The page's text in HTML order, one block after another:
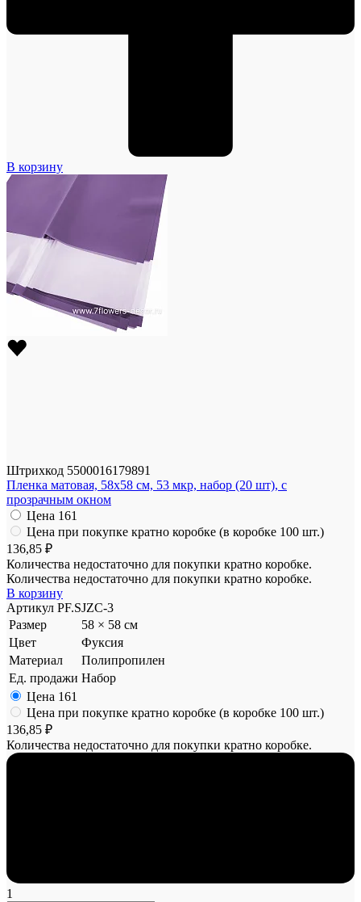
В корзину
Штрихкод 5500016179891
Пленка матовая, 58x58 см, 53 мкр, набор (20 шт), с
прозрачным окном
Цена 161
Цена при покупке кратно коробке (в коробке 100 шт.)
136,85 ₽
Количества недостаточно для покупки кратно коробке.
Количества недостаточно для покупки кратно коробке.
В корзину
Артикул PF.SJZC-3
Размер
58 × 58 см
Цвет
Фуксия
Материал
Полипропилен
Ед. продажи Набор
Цена 161
Цена при покупке кратно коробке (в коробке 100 шт.)
136,85 ₽
Количества недостаточно для покупки кратно коробке.
1